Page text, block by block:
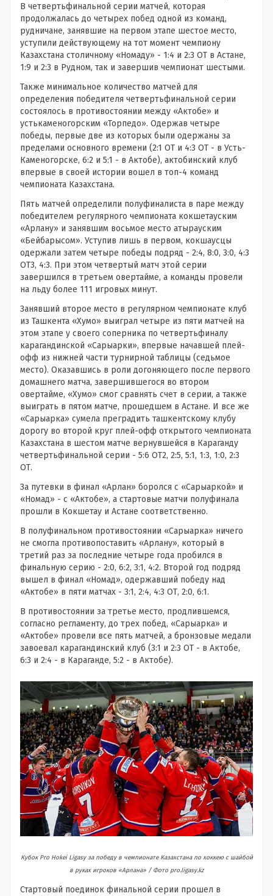
В четвертьфинальной серии матчей, которая
продолжалась до четырех побед одной из команд,
рудничане, занявшие на первом этапе шестое место,
уступили действующему на тот момент чемпиону
Казахстана столичному «Номаду» - 1:4 и 2:3 ОТ в Астане,
1:9 и 2:3 в Рудном, так и завершив чемпионат шестыми.
Также минимальное количество матчей для
определения победителя четвертьфинальной серии
состоялось в противостоянии между «Актобе» и
устькаменогорским «Торпедо». Одержав четыре
победы, первые две из которых были одержаны за
пределами основного времени (2:1 ОТ и 4:3 ОТ - в Усть-
Каменогорске, 6:2 и 5:1 - в Актобе), актобинский клуб
впервые в своей истории вошел в топ-4 команд
чемпионата Казахстана.
Пять матчей определили полуфиналиста в паре между
победителем регулярного чемпионата кокшетауским
«Арлану» и занявшим восьмое место атырауским
«Бейбарысом». Уступив лишь в первом, кокшаусцы
одержали затем четыре победы подряд - 2:4, 8:0, 3:0, 4:3
ОТ3, 4:3. При этом четвертый матч этой серии
завершился в третьем овертайме, а команды провели
на льду более 111 игровых минут.
Занявший второе место в регулярном чемпионате клуб
из Ташкента «Хумо» выиграл четыре из пяти матчей на
этом этапе у своего соперника по четвертьфиналу
карагандинской «Сарыарки», впервые начавшей плей-
офф из нижней части турнирной таблицы (седьмое
место). Оказавшись в роли догоняющего после первого
домашнего матча, завершившегося во втором
овертайме, «Хумо» смог сравнять счет в серии, а также
выиграть в пятом матче, прошедшем в Астане. И все же
«Сарыарка» сумела преградить ташкентскому клубу
дорогу во второй круг плей-офф открытого чемпионата
Казахстана в шестом матче вернувшейся в Караганду
четвертьфинальной серии - 5:6 ОТ2, 2:5, 5:1, 1:3, 1:0, 2:3
ОТ.
За путевки в финал «Арлан» боролся с «Сарыаркой» и
«Номад» - с «Актобе», а стартовые матчи полуфинала
прошли в Кокшетау и Астане соответственно.
В полуфинальном противостоянии «Сарыарка» ничего
не смогла противопоставить «Арлану», который в
третий раз за последние четыре года пробился в
финальную серию - 2:0, 6:2, 3:1, 4:2. Второй год подряд
вышел в финал «Номад», одержавший победу над
«Актобе» в пяти матчах - 3:1, 2:4, 4:3 ОТ, 2:0, 6:1.
В противостоянии за третье место, продлившемся,
согласно регламенту, до трех побед, «Сарыарка» и
«Актобе» провели все пять матчей, а бронзовые медали
завоевал карагандинский клуб (3:1 и 2:3 ОТ - в Актобе,
6:3 и 2:4 - в Караганде, 5:2 - в Актобе).
Кубок Pro Hokei Ligasy за победу в чемпионате Казахстана по хоккею с шайбой
в руках игроков «Арлана» / Фото pro.ligasy.kz
Стартовый поединок финальной серии прошел в